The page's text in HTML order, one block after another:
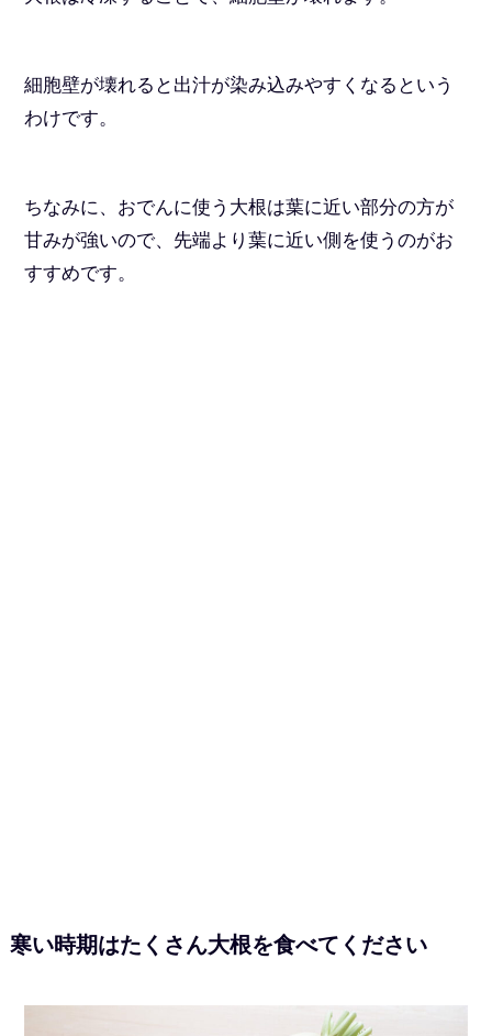
細胞壁が壊れると出汁が染み込みやすくなるという
わけです。
ちなみに、おでんに使う大根は葉に近い部分の方が
甘みが強いので、先端より葉に近い側を使うのがお
すすめです。
寒い時期はたくさん大根を食べてください